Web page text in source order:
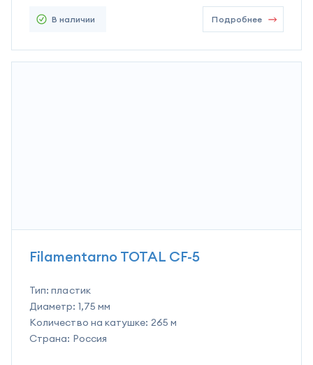
В наличии Подробнее
Filamentarno TOTAL CF-5
Тип: пластик
Диаметр: 1,75 мм
Количество на катушке: 265 м
Страна: Россия